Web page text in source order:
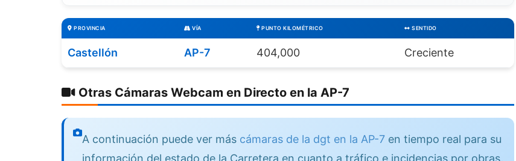
PROVINCIA VÍA PUNTO KILOMÉTRICO SENTIDO
Castellón AP-7 404,000 Creciente
Otras Cámaras Webcam en Directo en la AP-7
A continuación puede ver más cámaras de la dgt en la AP-7 en tiempo real para su
información del estado de la Carretera en cuanto a tráfico e incidencias por obras,